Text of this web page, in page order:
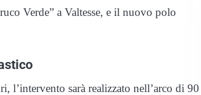
Verde” a Valtesse, e il nuovo polo
l’intervento sarà realizzato nell’arco di 90